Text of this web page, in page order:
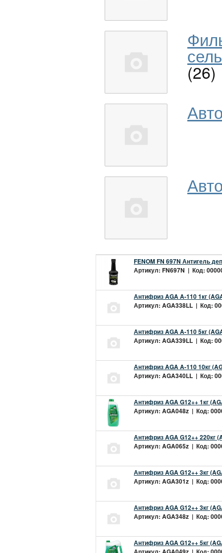
(26)
FENOM FN 697N Антигель
Артикул: FN697N | Код:
Антифриз AGA A-110 1кг
Артикул: AGA338LL | Код:
Антифриз AGA A-110 5кг
Артикул: AGA339LL | Код:
Антифриз AGA A-110 10кг
Артикул: AGA340LL | Код:
Антифриз AGA G12++ 1кг
Артикул: AGA048z | Код:
Антифриз AGA G12++ 220кг
Артикул: AGA065z | Код:
Антифриз AGA G12++ 3кг
Артикул: AGA301z | Код:
Антифриз AGA G12++ 3кг
Артикул: AGA348z | Код:
Антифриз AGA G12++ 5кг